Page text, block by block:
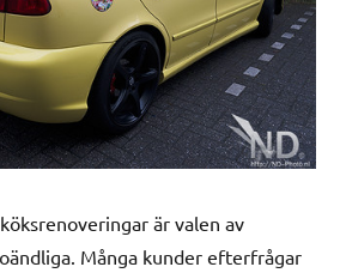
är valen av
Många kunder efterfrågar